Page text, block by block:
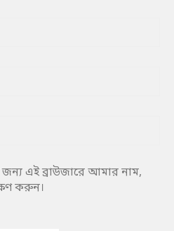
জন্য এই ব্রাউজারে আমার নাম,
করুন।